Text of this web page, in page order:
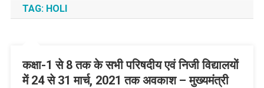
TAG: HOLI
कक्षा-1 से 8 तक के सभी परिषदीय एवं निजी विद्यालयों
में 24 से 31 मार्च, 2021 तक अवकाश – मुख्यमंत्री